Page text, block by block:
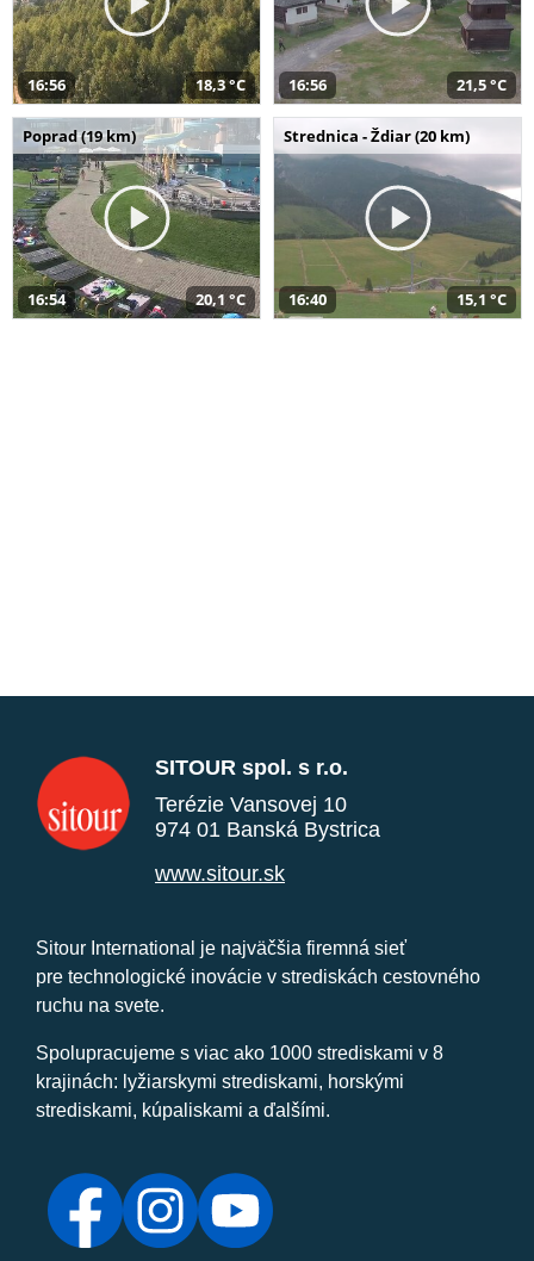
16:56 18,3 °C 16:56 21,5 °C
Poprad (19 km)
16:54 20,1 °C
Strednica - Ždiar (20 km)
16:40 15,1 °C
SITOUR spol. s r.o.
Terézie Vansovej 10
974 01 Banská Bystrica
www.sitour.sk
Sitour International je najväčšia firemná sieť
pre technologické inovácie v strediskách cestovného
ruchu na svete.
Spolupracujeme s viac ako 1000 strediskami v 8
krajinách: lyžiarskymi strediskami, horskými
strediskami, kúpaliskami a ďalšími.